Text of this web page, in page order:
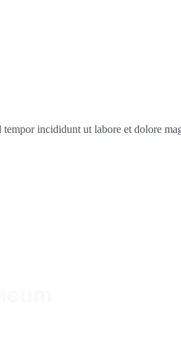
incididunt ut labore et dolore